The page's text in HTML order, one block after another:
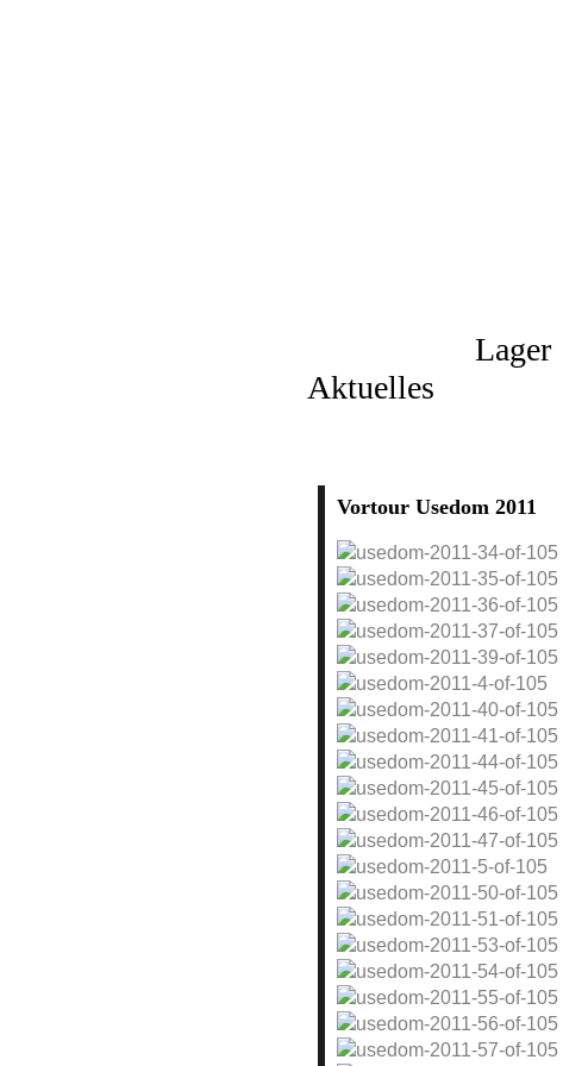
Aktuelles
Lager
Vortour Usedom 2011